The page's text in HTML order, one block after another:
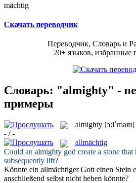
mächtig
Скачать переводчик
Переводчик, Словарь и
20+ языков, избранные
Словарь: "almighty" -
примеры
almighty [ɔ:lˈmaɪtɪ]
- / -
allmächtig
Could an almighty god create a stone
subsequently lift?
Könnte ein allmächtigerGott einen Stein
anschließend selbst nicht heben könnte?